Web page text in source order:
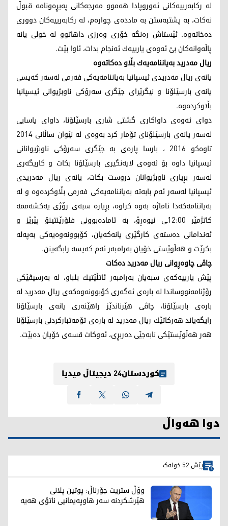
له‌ ركابه‌رییه‌كانی ئه‌وروپادا هه‌موو مه‌رجه‌كانی په‌یڕه‌ونامه‌ قبوڵ
نه‌كات، به‌ پشتبه‌ستن به‌ مادده‌ی چواره‌م، له‌ ركابه‌رییه‌كان دووری
ده‌خاته‌وه‌. ئێستاش ره‌نگه‌ خۆری وه‌رزی داهاتوو له‌ خولی یانه‌
پاڵه‌وانه‌كان بێ ئه‌وه‌ی یارییه‌ك ئه‌نجام بدات، ئاوا بێت.
ریال مه‌درید به‌یاننامه‌یه‌ك بڵاو ده‌كاته‌وه‌
یانەی ریال مەدریدی ئیسپانیا بەیاننامەیەکی فەرمی لەسەر کەیسی
یانەی بارسێلۆنا و نیگرێرای جێگری سەرۆکی ناوبژیوانی ئیسپانیا
بڵاوکردەوە.
دوای ئەوەی داواکاری گشتی شاری بارسێلۆنا، داوای یاسایی
لەسەر یانەی بارسێلۆنای تۆمار کرد بەوەی لە نێوان ساڵانی 2014
تاوەکو 2016 ، بارسا پارەی بە جێگری سەرۆکی ناوبژیوانانی
ئیسپانیا داوە بۆ ئەوەی لایەنگیری بارسێلۆنا بکات و کاریگەری
لەسەر بڕیاری ناوبژیوانان دروست بکات، یانەی ریال مەدریدی
ئیسپانیا لەسەر ئەم بابەتە بەیاننامەیەکی فەرمی بڵاوکردەوە و لە
بەیاننامەکەدا ئاماژە بەوە کراوە، بڕیارە سبەی رۆژی یەکشەممە
کاتژمێر 12:00ـی نیوەڕۆ، بە ئامادەبوونی فلۆرێنتینۆ پێرێز و
ئەندامانی دەستەی کارگێری یانەکەیان، کۆبوونەوەیەکی بەپەلە
بکرێت و هەڵوێستی خۆیان بەرامبەر ئەم کەیسە رابگەینن.
چاڤی چاوه‌ڕوانی ریال مه‌درید ده‌كات
پێش یارییه‌كه‌ی سبه‌یان به‌رامبه‌ر ئاتڵێتیك بلباو، له‌ به‌رسیڤێكی
رۆژنامه‌نووساندا له‌ باره‌ی ئه‌گه‌ری كۆبوونه‌وه‌كه‌ی ریال مه‌درید له‌
باره‌ی بارسێلۆنا، چاڤی هێرناندێز راهێنه‌ری یانه‌ی بارسێلۆنا
رایگه‌یاند هه‌ركاتێك ریال مه‌درید له‌ باره‌ی تۆمه‌تباركردنی بارسێلۆنا
هه‌ر هه‌ڵوێستێكی نابه‌جێی ده‌ربڕی، ئه‌وكات قسه‌ی خۆیان ده‌بێت.
کوردستان24 دیجیتاڵ میدیا
دوا هەواڵ
پێش 52 خولەک
وۆڵ ستریت جۆرناڵ: پوتین پلانی
هێرشکردنە سەر هاوپەیمانیی ناتۆی هەیە